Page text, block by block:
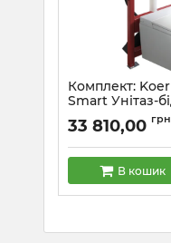
Комплект: Koer
Smart Унітаз-
TB-0101 з
управлінням +
0409 + панель
Chrome
Артикул: KR6116
33 810,00 грн
В кошик